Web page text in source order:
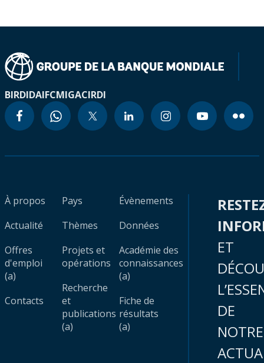
BIRDIDAIFCMIGACIRDI
À propos
Actualité
Offres
d'emploi
(a)
Contacts
Pays
Thèmes
Projets et
opérations
Recherche
et
publications
(a)
Évènements
Données
Académie des
connaissances
(a)
Fiche de
résultats
(a)
ET
DE
NOTRE